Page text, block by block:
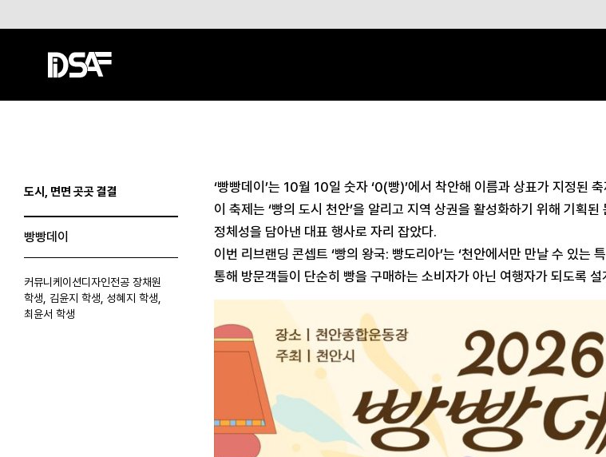
도시, 면면 곳곳 결결
빵빵데이
커뮤니케이션디자인전공 장채원
학생, 김윤지 학생, 성혜지 학생,
최윤서 학생
‘빵빵데이’는 10월 10일 숫자 ‘0(빵)’에서 착안해 이름과 상표가 지정된
이 축제는 ‘빵의 도시 천안’을 알리고 지역 상권을 활성화하기 위해 기획
정체성을 담아낸 대표 행사로 자리 잡았다.
이번 리브랜딩 콘셉트 ‘빵의 왕국: 빵도리아’는 ‘천안에서만 만날 수 있는
통해 방문객들이 단순히 빵을 구매하는 소비자가 아닌 여행자가 되도록